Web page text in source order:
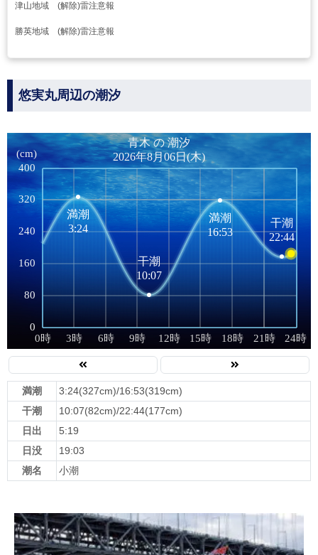
津山地域 (解除)雷注意報
勝英地域 (解除)雷注意報
悠実丸周辺の潮汐
満潮
3:24(327cm)/16:53(319cm)
干潮
10:07(82cm)/22:44(177cm)
日出
5:19
日没
19:03
潮名
小潮